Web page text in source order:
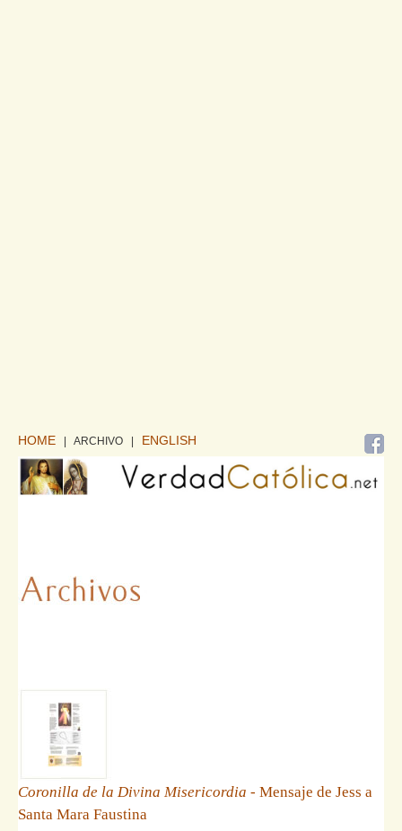
HOME | ARCHIVO ENGLISH
Coronilla de la Divina Misericordia - Mensaje de Jess a
Santa Mara Faustina